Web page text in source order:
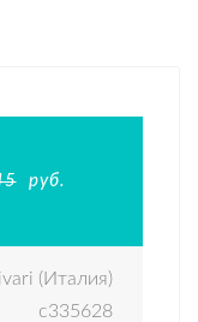
руб.
(Италия)
c335628